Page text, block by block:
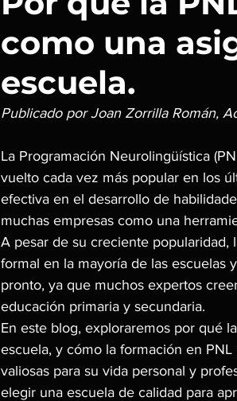
como una
escuela.
Publicado por Joan Zorrilla Román,
La Programación Neurolingüística
vuelto cada vez más popular en los
efectiva en el desarrollo de
muchas empresas como una
A pesar de su creciente popularidad,
formal en la mayoría de las escuelas
pronto, ya que muchos expertos
educación primaria y secundaria.
En este blog, exploraremos por qué
escuela, y cómo la formación en
valiosas para su vida personal y
elegir una escuela de calidad para